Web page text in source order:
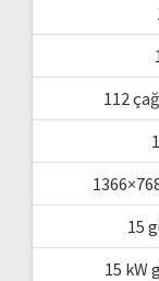
112
15
15 kW